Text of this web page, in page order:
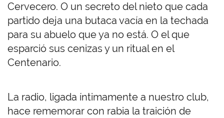
Cervecero. O un secreto del nieto que cada
partido deja una butaca vacía en la techada
para su abuelo que ya no está. O el que
esparció sus cenizas y un ritual en el
Centenario.
La radio, ligada íntimamente a nuestro club,
hace rememorar con rabia la traición de